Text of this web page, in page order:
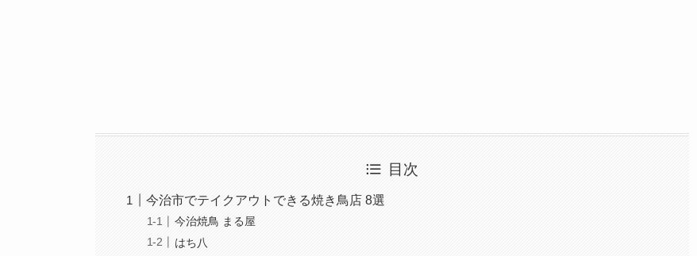
目次
今治市でテイクアウトできる焼き鳥店 8選
今治焼鳥 まる屋
はち八